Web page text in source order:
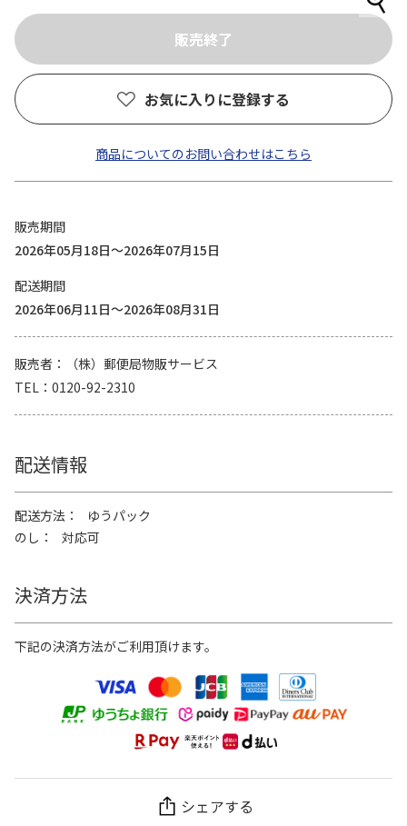
お気に入りに登録する
商品についてのお問い合わせはこちら
販売期間
2026年05月18日～2026年07月15日
配送期間
2026年06月11日～2026年08月31日
販売者
（株）郵便局物販サービス
TEL
0120-92-2310
配送情報
配送方法
ゆうパック
のし
対応可
決済方法
下記の決済方法がご利用頂けます。
シェアする